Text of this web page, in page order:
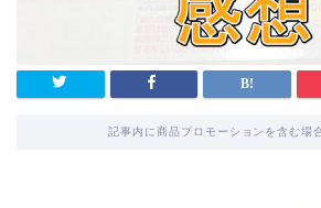
記事内に商品プロモーションを含む場